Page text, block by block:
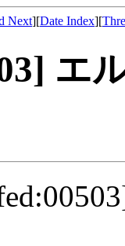
Next][Date Index][
エ